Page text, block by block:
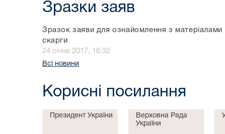
Зразки заяв
Зразок заяви для ознайомлення з матеріалами
скарги
24 січня 2017, 16:32
Всі новини
Корисні посилання
Президент України
Верховна Рада
України